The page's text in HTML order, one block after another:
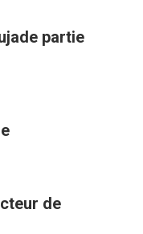
partie
de